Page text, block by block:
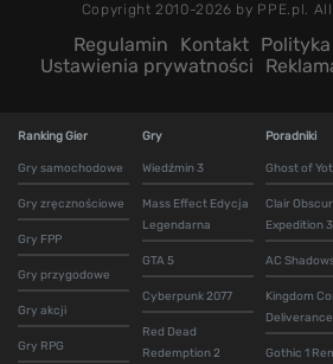
Copyright 2010-2026 by PPE.pl.
Regulamin Kontakt
Ustawienia prywatności
Ranking Gier
Gry samochodowe
Gry zręcznościowe
Gry FPP
Gry przygodowe
Gry akcji
Gry RPG
Gry
Wiedźmin 3
Mass Effect Edycja
Legendarna
GTA 5
Cyberpunk 2077
Red Dead
Redemption 2
Poradniki
Ghost of
Clair Obscur
Expedition
AC
Kingdom
Gothic 1